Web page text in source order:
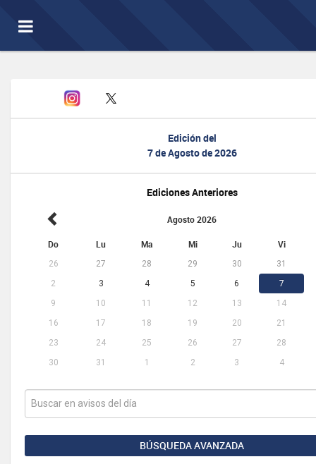
Toggle
navigation
Edición del
7 de Agosto de 2026
Ediciones Anteriores
Agosto 2026
Do Lu Ma Mi Ju Vi
26 27 28 29 30
31
2
3 4 5 6
7
9
10 11 12 13
14
16
17 18 19 20
21
23
24 25 26 27
28
30
31 1 2 3 4
BÚSQUEDA AVANZADA